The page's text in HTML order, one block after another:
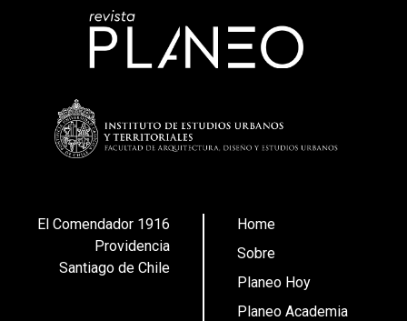
El Comendador 1916
Providencia
Santiago de Chile
Home
Sobre
Planeo Hoy
Planeo Academia